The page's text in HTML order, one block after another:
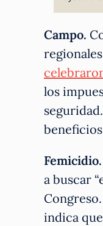
Campo.
los
Femicidio.
a buscar
indica